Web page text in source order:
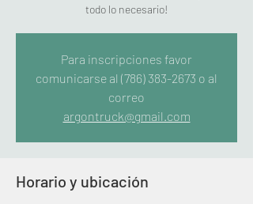
todo lo necesario!
Para inscripciones favor
comunicarse al (786) 383-2673 o al
correo
argontruck@gmail.com
Horario y ubicación